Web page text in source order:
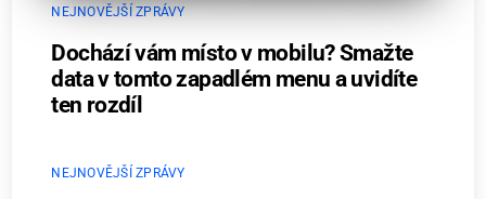
NEJNOVĚJŠÍ ZPRÁVY
Dochází vám místo v mobilu? Smažte
data v tomto zapadlém menu a uvidíte
ten rozdíl
NEJNOVĚJŠÍ ZPRÁVY